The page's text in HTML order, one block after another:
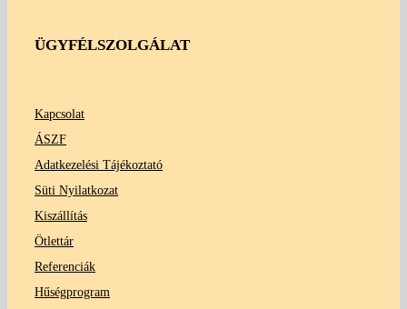
ÜGYFÉLSZOLGÁLAT
Kapcsolat
ÁSZF
Adatkezelési Tájékoztató
Süti Nyilatkozat
Kiszállítás
Ötlettár
Referenciák
Hűségprogram